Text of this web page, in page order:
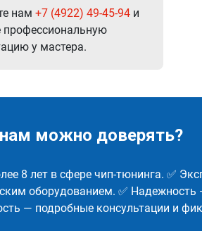
нам +7 (4922) 49-45-94 и
профессиональную
у мастера.
можно доверять?
8 лет в сфере чип-тюнинга. ✅
оборудованием. ✅ Надежность
— подробные консультации и